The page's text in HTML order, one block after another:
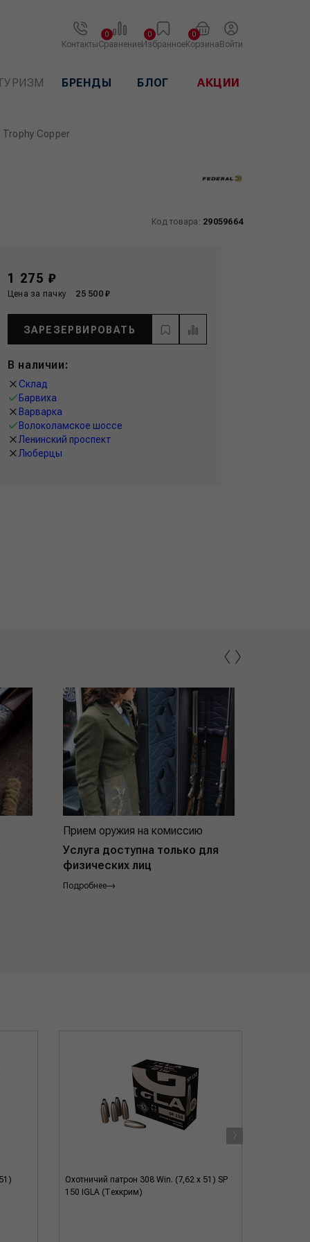
КонтактыСравнение
0
Избранное
0
Корзина
0
Войти
БРЕНДЫ БЛОГ АКЦИИ
Trophy Copper
Код товара: 29059664
1 275 ₽
Цена за пачку 25 500 ₽
ЗАРЕЗЕРВИРОВАТЬ
В наличии:
Склад
Барвиха
Варварка
Волоколамское шоссе
Ленинский проспект
Люберцы
Прием оружия на комиссию
Услуга доступна только для
физических лиц
Подробнее
‹›
Охотничий патрон 308 Win. (7,62 x 51) SP
150 IGLA (Техкрим)
›